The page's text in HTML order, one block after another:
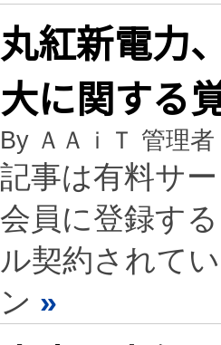
丸紅新電力
大に関する
By ＡＡｉＴ 管理者
記事は有料サ
会員に登録す
ル契約されて
ン »